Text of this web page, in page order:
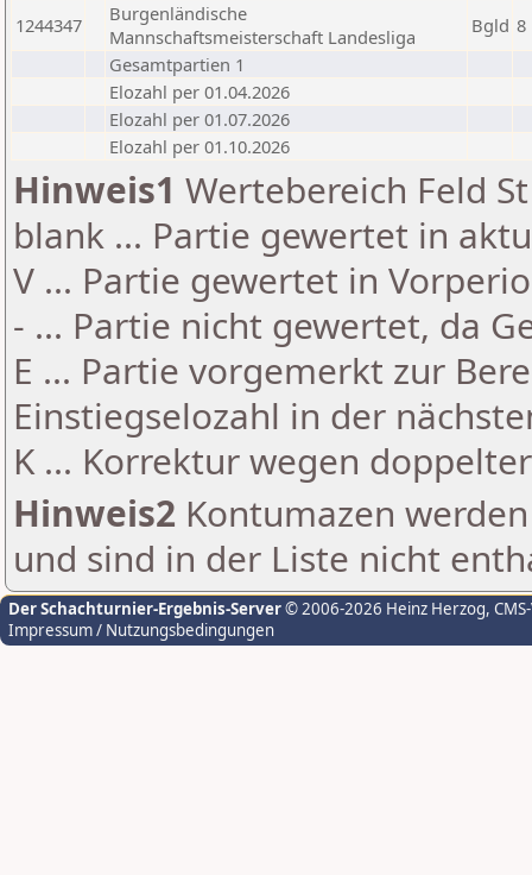
1244347
Burgenländische
Mannschaftsmeisterschaft Landesliga
Bgld 8
Gesamtpartien 1
Elozahl per 01.04.2026
Elozahl per 01.07.2026
Elozahl per 01.10.2026
Hinweis1 Wertebereich Feld
blank ... Partie gewertet in
V ... Partie gewertet in
- ... Partie nicht gewertet, da
E ... Partie vorgemerkt zur
Einstiegselozahl in der
K ... Korrektur wegen
Hinweis2 Kontumazen
und sind in der Liste nicht
Der Schachturnier-Ergebnis-Server© 2006-2026 Heinz Herzog,
Impressum / Nutzungsbedingungen